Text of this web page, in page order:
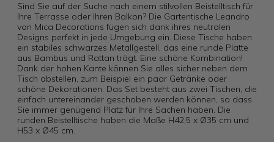
Sind Sie auf der Suche nach einem stilvollen Beistelltisch für
Ihre Terrasse oder Ihren Balkon? Die Gartentische Leandro
von Mica Decorations fügen sich dank ihres neutralen
Designs perfekt in jede Umgebung ein. Diese Tische haben
ein stabiles schwarzes Metallgestell, das eine runde Platte
aus Bambus und Rattan trägt. Eine schöne Kombination!
Dank der hohen Kante können Sie alles sicher neben dem
Tisch abstellen, zum Beispiel ein paar Getränke oder
schöne Dekorationen. Das Set besteht aus zwei Tischen, die
einfach untereinander geschoben werden können, so dass
Sie immer genügend Platz für Ihre Sachen haben. Die
runden Beistelltische haben die Maße H42,5 x Ø35 cm und
H53 x Ø45 cm.